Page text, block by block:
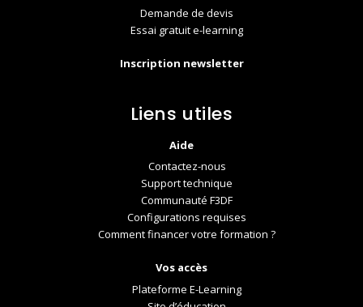
Demande de devis
Essai gratuit e-learning
Inscription newsletter
Liens utiles
Aide
Contactez-nous
Support technique
Communauté F3DF
Configurations requises
Comment financer votre formation ?
Vos accès
Plateforme E-Learning